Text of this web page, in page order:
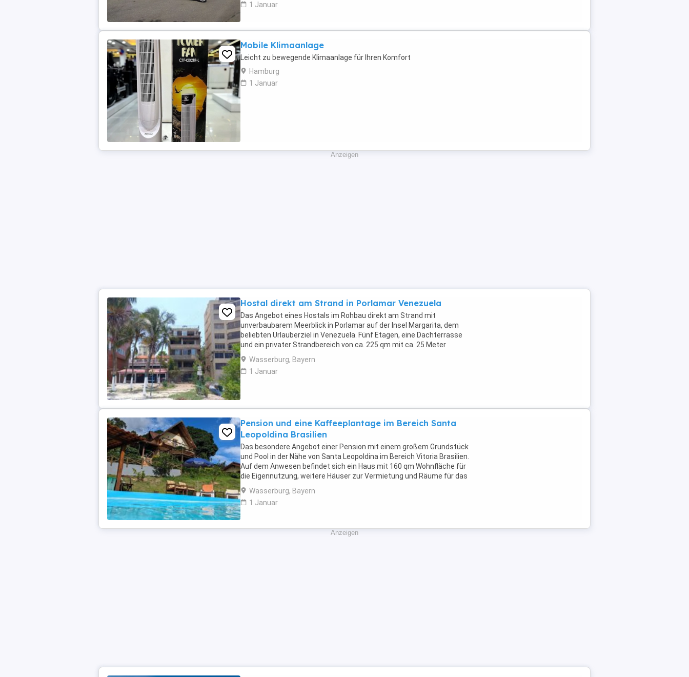
1 Januar
Mobile Klimaanlage
Leicht zu bewegende Klimaanlage für Ihren Komfort
Hamburg
1 Januar
Anzeigen
Hostal direkt am Strand in Porlamar Venezuela
Das Angebot eines Hostals im Rohbau direkt am Strand mit
unverbaubarem Meerblick in Porlamar auf der Insel Margarita, dem
beliebten Urlauberziel in Venezuela. Fünf Etagen, eine Dachterrasse
und ein privater Strandbereich von ca. 225 qm mit ca. 25 Meter
Strandfont ist vorhanden. Das Hostal kann nach ...
Wasserburg, Bayern
1 Januar
Pension und eine Kaffeeplantage im Bereich Santa
Leopoldina Brasilien
Das besondere Angebot einer Pension mit einem großem Grundstück
und Pool in der Nähe von Santa Leopoldina im Bereich Vitoria Brasilien.
Auf dem Anwesen befindet sich ein Haus mit 160 qm Wohnfläche für
die Eigennutzung, weitere Häuser zur Vermietung und Räume für das
Restaurant, Bars und Grills. Die ...
Wasserburg, Bayern
1 Januar
Anzeigen